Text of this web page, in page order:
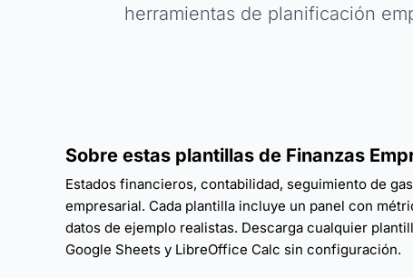
herramientas de planificación
Sobre estas plantillas de Finanzas
Estados financieros, contabilidad, seguimiento de
empresarial. Cada plantilla incluye un panel con
datos de ejemplo realistas. Descarga cualquier
Google Sheets y LibreOffice Calc sin configuración.